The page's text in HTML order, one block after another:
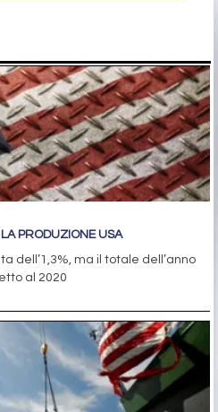
PRODUZIONE USA
dell’1,3%, ma il totale dell’anno
al 2020